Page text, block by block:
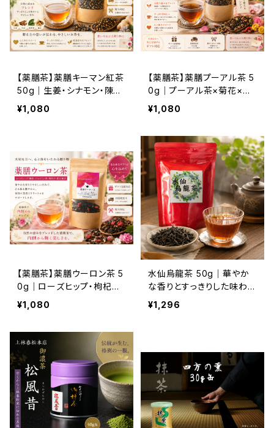
【薬膳茶】薬膳キーマン紅茶
50g｜生姜・シナモン・陳皮
配合｜身体を温めたい方に
おすすめ
¥1,080
【薬膳茶】薬膳プーアル茶 5
0g｜プーアル茶×菊花×ド
クダミ配合｜ダイエット・美
容習慣に人気
¥1,080
【薬膳茶】薬膳ウーロン茶 5
0g｜ローズヒップ・枸杞子・
ジャスミン配合｜美容を意
識する方に人気の中国茶ブ
¥1,080
水仙烏龍茶 50g｜華やか
な香りとすっきりした味わい
本格中国烏龍茶 茶葉タイプ
¥1,296